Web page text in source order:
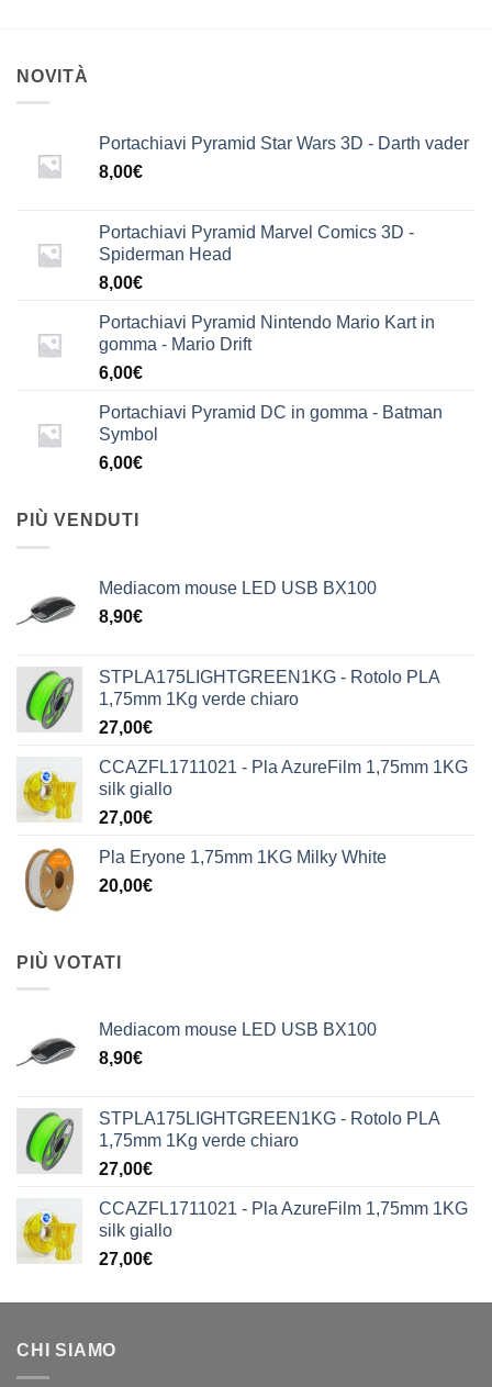
NOVITÀ
Portachiavi Pyramid Star Wars 3D - Darth vader
8,00€
Portachiavi Pyramid Marvel Comics 3D -
Spiderman Head
8,00€
Portachiavi Pyramid Nintendo Mario Kart in
gomma - Mario Drift
6,00€
Portachiavi Pyramid DC in gomma - Batman
Symbol
6,00€
PIÙ VENDUTI
Mediacom mouse LED USB BX100
8,90€
STPLA175LIGHTGREEN1KG - Rotolo PLA
1,75mm 1Kg verde chiaro
27,00€
CCAZFL1711021 - Pla AzureFilm 1,75mm 1KG
silk giallo
27,00€
Pla Eryone 1,75mm 1KG Milky White
20,00€
PIÙ VOTATI
Mediacom mouse LED USB BX100
8,90€
STPLA175LIGHTGREEN1KG - Rotolo PLA
1,75mm 1Kg verde chiaro
27,00€
CCAZFL1711021 - Pla AzureFilm 1,75mm 1KG
silk giallo
27,00€
CHI SIAMO